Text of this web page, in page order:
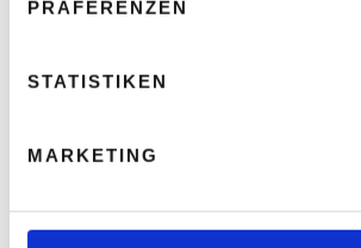
PRÄFERENZEN
STATISTIKEN
MARKETING